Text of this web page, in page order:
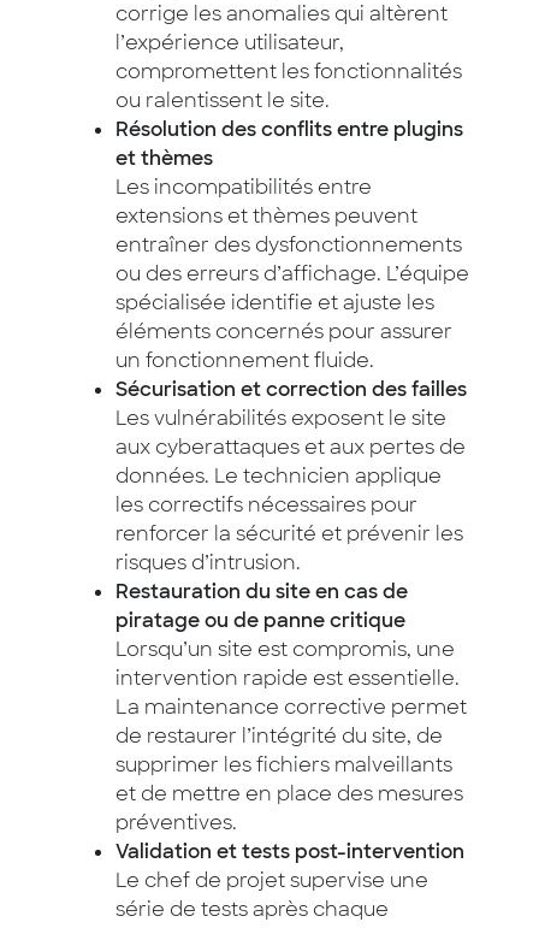
corrige les anomalies qui altèrent
l’expérience utilisateur,
compromettent les fonctionnalités
ou ralentissent le site.
Résolution des conflits entre plugins
et thèmes
Les incompatibilités entre
extensions et thèmes peuvent
entraîner des dysfonctionnements
ou des erreurs d’affichage. L’équipe
spécialisée identifie et ajuste les
éléments concernés pour assurer
un fonctionnement fluide.
Sécurisation et correction des failles
Les vulnérabilités exposent le site
aux cyberattaques et aux pertes de
données. Le technicien applique
les correctifs nécessaires pour
renforcer la sécurité et prévenir les
risques d’intrusion.
Restauration du site en cas de
piratage ou de panne critique
Lorsqu’un site est compromis, une
intervention rapide est essentielle.
La maintenance corrective permet
de restaurer l’intégrité du site, de
supprimer les fichiers malveillants
et de mettre en place des mesures
préventives.
Validation et tests post-intervention
Le chef de projet supervise une
série de tests après chaque